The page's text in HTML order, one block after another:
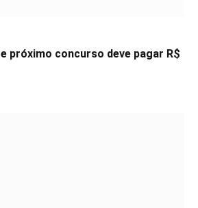
próximo concurso deve pagar R$